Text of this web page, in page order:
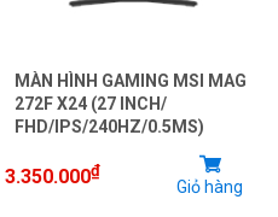
MÀN HÌNH GAMING MSI MAG
272F X24 (27 INCH/
FHD/IPS/240HZ/0.5MS)
3.350.000₫
Giỏ hàng